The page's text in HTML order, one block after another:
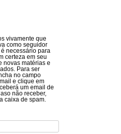
vivamente que
como seguidor
necessário para
certeza em seu
novas matérias e
Para ser
no campo
e clique em
um email de
não receber,
caixa de spam.